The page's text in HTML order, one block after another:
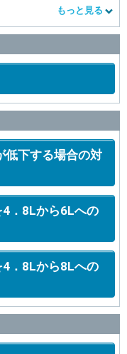
もっと見る
低下する場合の対
4．8Lから6Lへの
4．8Lから8Lへの